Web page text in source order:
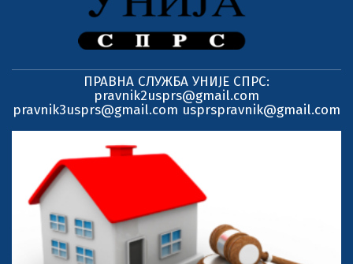
ПРАВНА СЛУЖБА УНИЈЕ СПРС:
pravnik2usprs@gmail.com
pravnik3usprs@gmail.com usprspravnik@gmail.com